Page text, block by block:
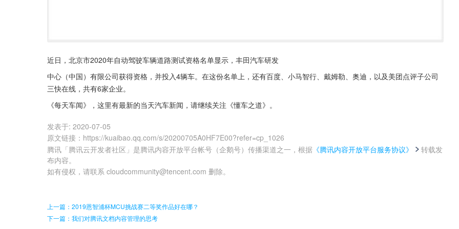
近日，北京市2020年自动驾驶车辆道路测试资格名单显示，丰田汽车研发
中心（中国）有限公司获得资格，并投入4辆车。在这份名单上，还有百度、小马智行、戴姆勒、奥迪，以及美团点评子公司
三快在线，共有6家企业。
《每天车闻》，这里有最新的当天汽车新闻，请继续关注《懂车之道》。
发表于: 2020-07-05
原文链接 ： https://kuaibao.qq.com/s/20200705A0HF7E00?refer=cp_1026
腾讯「腾讯云开发者社区」是腾讯内容开放平台帐号（企鹅号）传播渠道之一，根据 《腾讯内容开放平台服务协议》
转载发
布内容。
如有侵权，请联系 cloudcommunity@tencent.com 删除。
上一篇：2019恩智浦杯MCU挑战赛二等奖作品好在哪？
下一篇：我们对腾讯文档内容管理的思考